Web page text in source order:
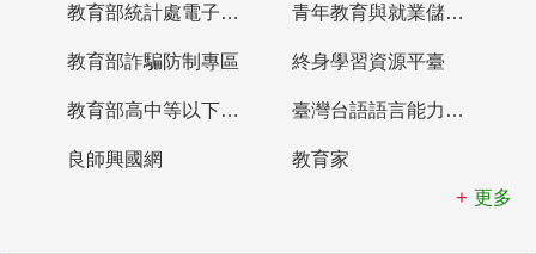
教育部統計處電子書櫃 青年教育與就業儲蓄帳戶
教育部詐騙防制專區 終身學習資源平臺
教育部高中等以下學校及幼兒園教師資格檢定考試 臺灣台語語言能力認證網站
良師興國網
教育家
更多